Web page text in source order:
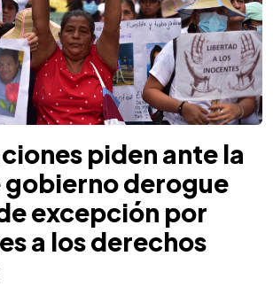
piden ante la
gobierno derogue
excepción por
a los derechos